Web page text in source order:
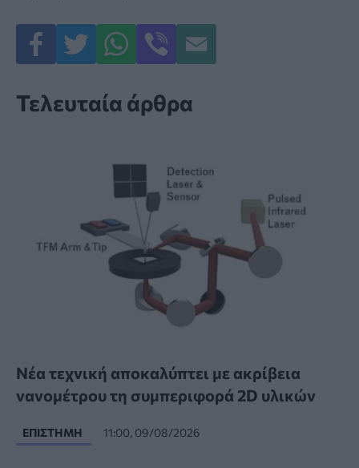
Τελευταία άρθρα
Νέα τεχνική αποκαλύπτει με ακρίβεια
νανομέτρου τη συμπεριφορά 2D υλικών
ΕΠΙΣΤΉΜΗ 11:00, 09/08/2026